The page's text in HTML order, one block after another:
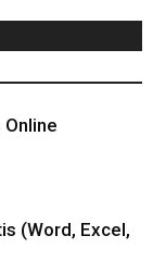
(Word, Excel,